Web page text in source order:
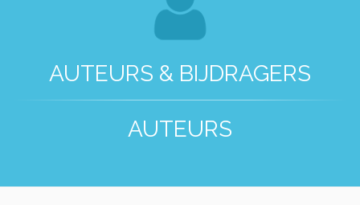
AUTEURS & BIJDRAGERS
AUTEURS